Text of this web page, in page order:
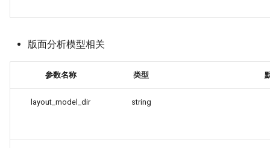
版面分析模型相关
参数名称 类型
layout_model_dir string